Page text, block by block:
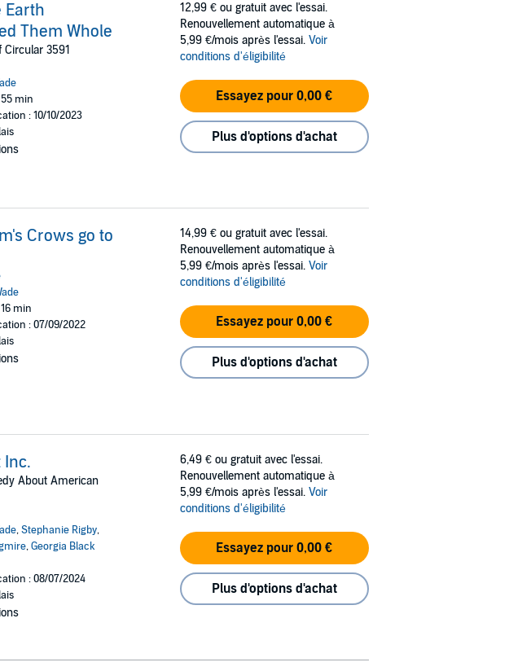
Earth
Them Whole
Circular 3591
min
: 10/10/2023
12,99 € ou gratuit avec l'essai.
Renouvellement automatique à
5,99 €/mois après l'essai. Voir
conditions d'éligibilité
Essayez pour 0,00 €
Plus d'options d'achat
Crows go to
min
: 07/09/2022
14,99 € ou gratuit avec l'essai.
Renouvellement automatique à
5,99 €/mois après l'essai. Voir
conditions d'éligibilité
Essayez pour 0,00 €
Plus d'options d'achat
Inc.
About American
,Stephanie Rigby,
,Georgia Black
: 08/07/2024
6,49 € ou gratuit avec l'essai.
Renouvellement automatique à
5,99 €/mois après l'essai. Voir
conditions d'éligibilité
Essayez pour 0,00 €
Plus d'options d'achat